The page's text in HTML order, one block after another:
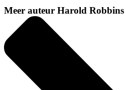
Meer auteur Harold Robbins